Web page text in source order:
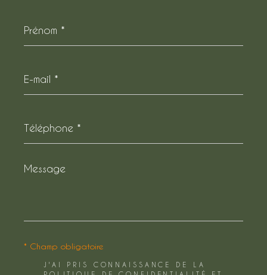
*
mail
*
*
Message
*
J'AI PRIS CONNAISSANCE DE LA
* Champ obligatoire